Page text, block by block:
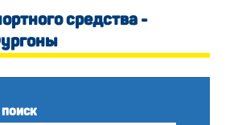
средства -